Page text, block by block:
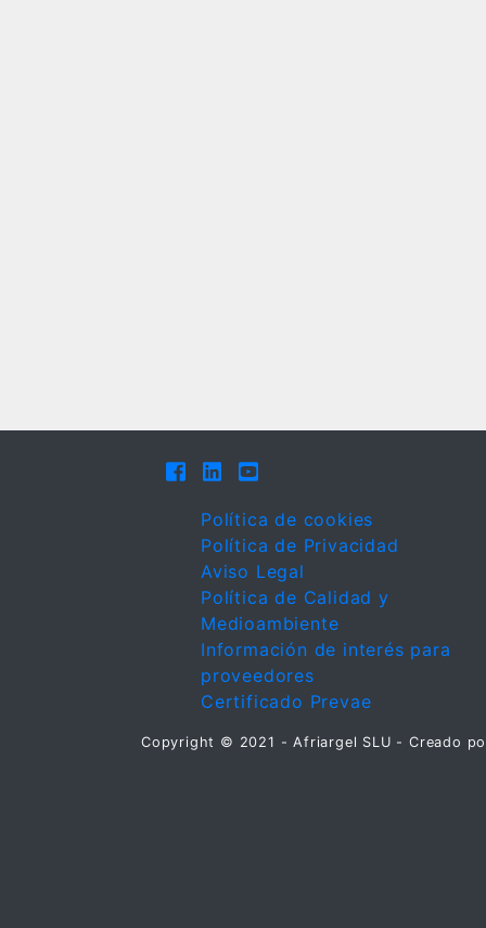
Política de cookies
Política de Privacidad
Aviso Legal
Política de Calidad y
Medioambiente
Información de interés para
proveedores
Certificado Prevae
Copyright © 2021 - Afriargel SLU - Creado